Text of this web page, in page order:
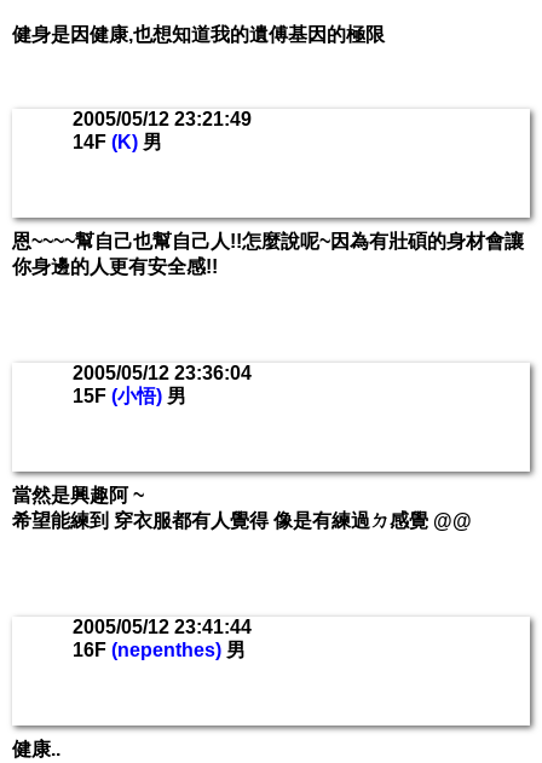
健身是因健康,也想知道我的遺傅基因的極限
2005/05/12 23:21:49
14F (K) 男
恩~~~~幫自己也幫自己人!!怎麼說呢~因為有壯碩的身材會讓
你身邊的人更有安全感!!
2005/05/12 23:36:04
15F (小悟) 男
當然是興趣阿 ~
希望能練到 穿衣服都有人覺得 像是有練過ㄉ感覺 @@
2005/05/12 23:41:44
16F (nepenthes) 男
健康..